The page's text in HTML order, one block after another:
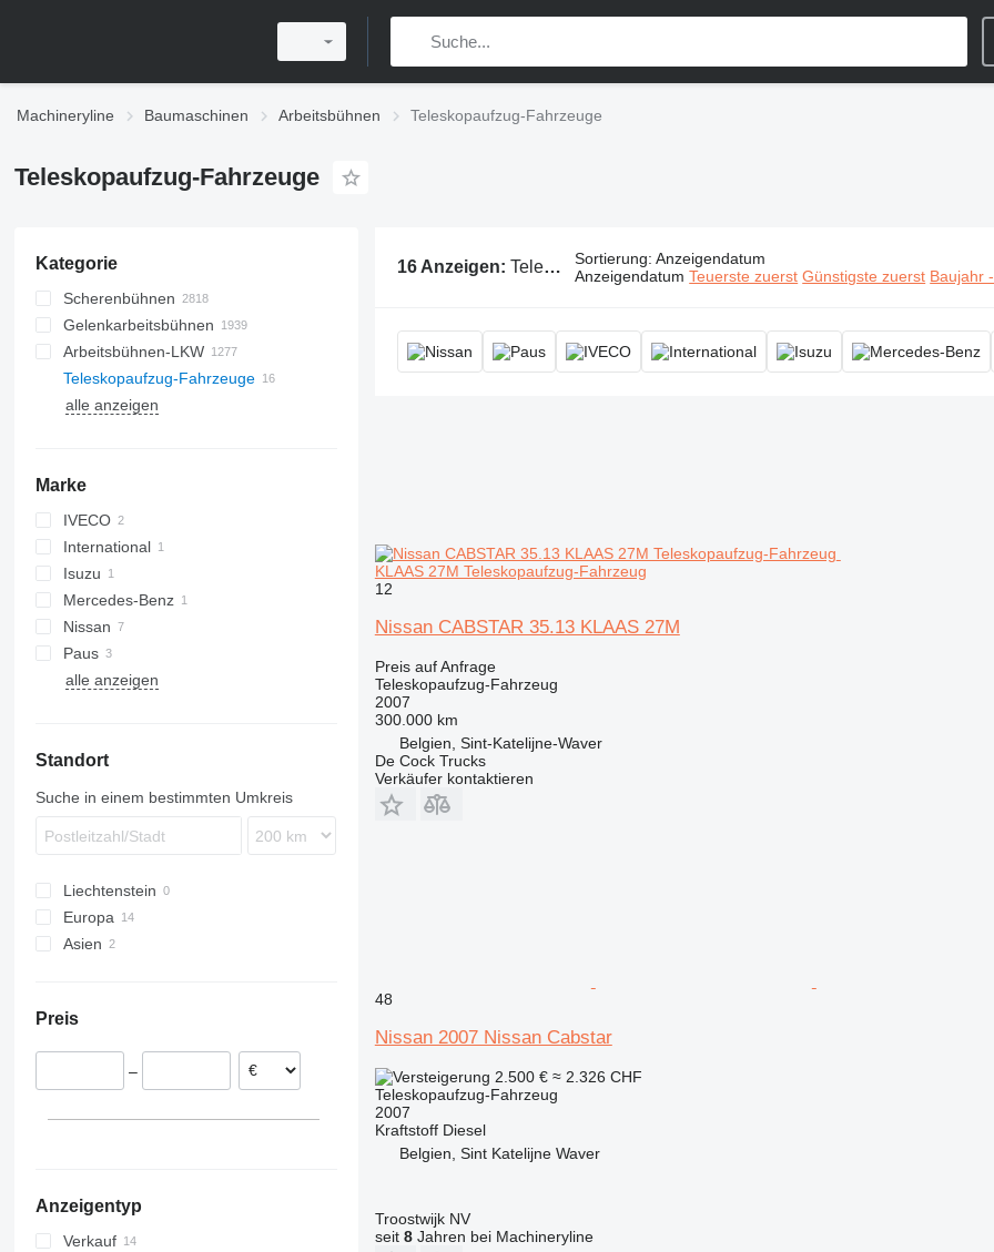
Machineryline Baumaschinen Arbeitsbühnen Teleskopaufzug-Fahrzeuge
Teleskopaufzug-Fahrzeuge
Kategorie
Scherenbühnen
Gelenkarbeitsbühnen
Arbeitsbühnen-LKW
Teleskopaufzug-Fahrzeuge
alle anzeigen
Marke
IVECO
Daily
International
4600
Isuzu
ELF
Defender
Mercedes-Benz
Sprinter
Canter
Nissan
Cabstar
Paus
alle anzeigen
Standort
Suche in einem bestimmten Umkreis
Liechtenstein
Europa
Asien
Preis
–
Anzeigentyp
Verkauf
16 Anzeigen: Teleskopaufzug-Fahrzeuge Sortierung: Anzeigendatum
Anzeigendatum Teuerste zuerst Günstigste zuerst Baujahr
KLAAS 27M Teleskopaufzug-Fahrzeug
12
Nissan CABSTAR 35.13 KLAAS 27M
Preis auf Anfrage
Teleskopaufzug-Fahrzeug
2007
300.000 km
Belgien, Sint-Katelijne-Waver
De Cock Trucks
Verkäufer kontaktieren
48
Nissan 2007 Nissan Cabstar
2.500 € ≈ 2.326 CHF
Teleskopaufzug-Fahrzeug
2007
Kraftstoff Diesel
Belgien, Sint Katelijne Waver
Troostwijk NV
seit 8Jahren bei Machineryline